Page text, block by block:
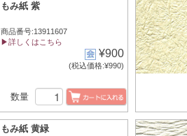
もみ紙 紫
商品番号:13911607
▶詳しくはこちら
¥900
(税込価格:¥990)
数量
もみ紙 黄緑